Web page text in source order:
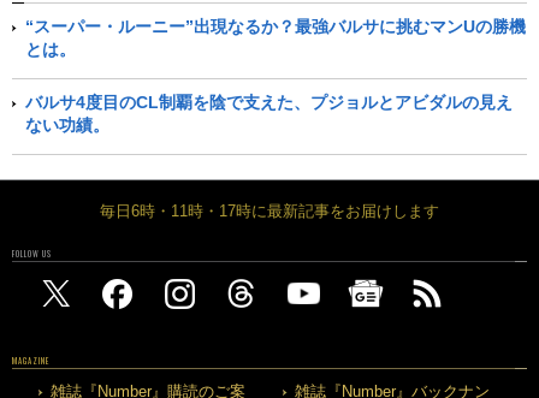
“スーパー・ルーニー”出現なるか？最強バルサに挑むマンUの勝機
とは。
バルサ4度目のCL制覇を陰で支えた、プジョルとアビダルの見え
ない功績。
毎日6時・11時・17時に最新記事をお届けします
FOLLOW US
MAGAZINE
雑誌『Number』購読のご案
雑誌『Number』バックナン